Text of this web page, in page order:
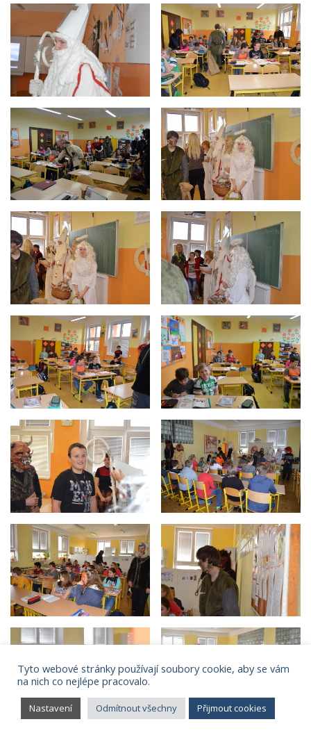
Tyto webové stránky používají soubory cookie, aby se vám
na nich co nejlépe pracovalo.
Nastavení Odmítnout všechny Přijmout cookies